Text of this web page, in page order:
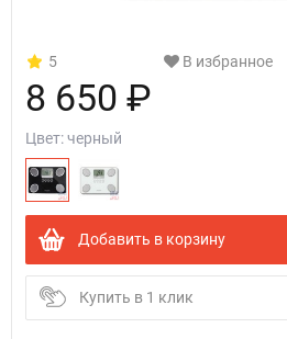
5 В избранное
8 650 ₽
Цвет:черный
Добавить в корзину
Купить в 1 клик